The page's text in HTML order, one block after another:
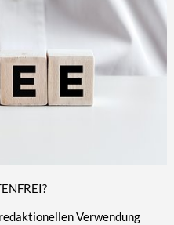
Verwendung